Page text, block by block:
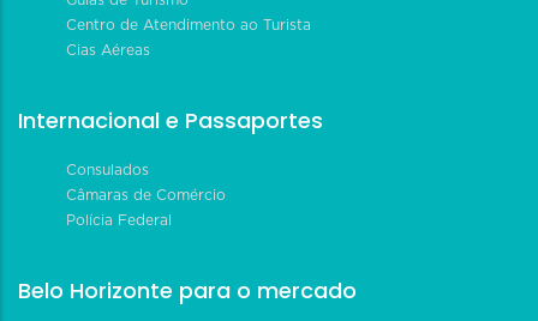
Centro de Atendimento ao Turista
Cias Aéreas
Internacional e Passaportes
Consulados
Câmaras de Comércio
Polícia Federal
Belo Horizonte para o mercado